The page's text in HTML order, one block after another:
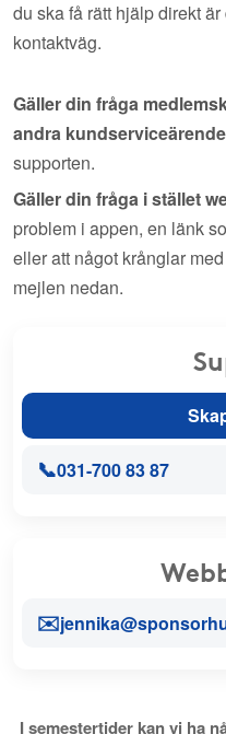
du ska få rätt hjälp direkt
kontaktväg.
Gäller din fråga
andra
supporten.
Gäller din fråga i stället
problem i appen, en länk
eller att något krånglar
mejlen nedan.
📞031-700 83 87
✉️
I semestertider kan vi ha